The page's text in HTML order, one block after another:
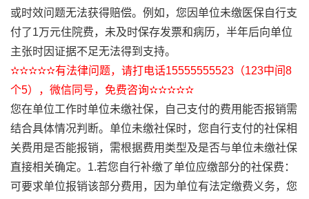
或时效问题无法获得赔偿。例如，您因单位未缴医保自行支
付了1万元住院费，未及时保存发票和病历，半年后向单位
主张时因证据不足无法得到支持。
✫✫✫✫✫有法律问题，请打电话15555555523（123中间8
个5），微信同号，免费咨询✫✫✫✫✫
您在单位工作时单位未缴社保，自己支付的费用能否报销需
结合具体情况判断。单位未缴社保时，您自行支付的社保相
关费用是否能报销，需根据费用类型及是否与单位未缴社保
直接相关确定。1.若您自行补缴了单位应缴部分的社保费：
可要求单位报销该部分费用，因为单位有法定缴费义务，您